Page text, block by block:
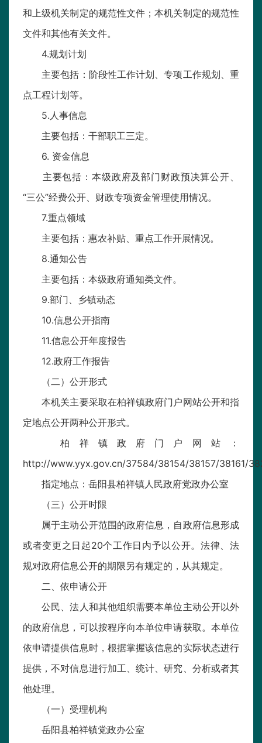
和上级机关制定的规范性文件；本机关制定的规范性
文件和其他有关文件。
4.规划计划
主要包括：阶段性工作计划、专项工作规划、重
点工程计划等。
5.人事信息
主要包括：干部职工三定。
6. 资金信息
主要包括：本级政府及部门财政预决算公开、
“三公”经费公开、财政专项资金管理使用情况。
7.重点领域
主要包括：惠农补贴、重点工作开展情况。
8.通知公告
主要包括：本级政府通知类文件。
9.部门、乡镇动态
10.信息公开指南
11.信息公开年度报告
12.政府工作报告
（二）公开形式
本机关主要采取在柏祥镇政府门户网站公开和指
定地点公开两种公开形式。
柏祥镇政府门户网站：
http://www.yyx.gov.cn/37584/38154/38157/38161/
指定地点：岳阳县柏祥镇人民政府党政办公室
（三）公开时限
属于主动公开范围的政府信息，自政府信息形成
或者变更之日起20个工作日内予以公开。法律、法
规对政府信息公开的期限另有规定的，从其规定。
二、依申请公开
公民、法人和其他组织需要本单位主动公开以外
的政府信息，可以按程序向本单位申请获取。本单位
依申请提供信息时，根据掌握该信息的实际状态进行
提供，不对信息进行加工、统计、研究、分析或者其
他处理。
（一）受理机构
岳阳县柏祥镇党政办公室